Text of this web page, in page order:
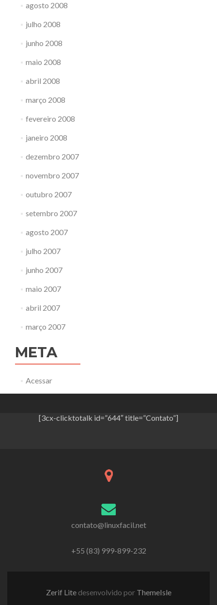
agosto 2008
julho 2008
junho 2008
maio 2008
abril 2008
março 2008
fevereiro 2008
janeiro 2008
dezembro 2007
novembro 2007
outubro 2007
setembro 2007
agosto 2007
julho 2007
junho 2007
maio 2007
abril 2007
março 2007
META
Acessar
[3cx-clicktotalk id=”644″ title=”Contato”]
contato@linuxfacil.net
+55 (83) 999-899-232
Zerif Lite desenvolvido por ThemeIsle